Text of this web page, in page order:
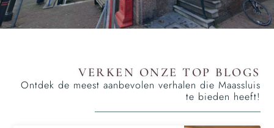
VERKEN ONZE TOP BLOGS
Ontdek de meest aanbevolen verhalen die Maassluis
te bieden heeft!